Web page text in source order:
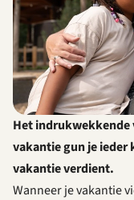
Het indrukwekkende
vakantie gun je ieder
vakantie verdient.
Wanneer je vakantie